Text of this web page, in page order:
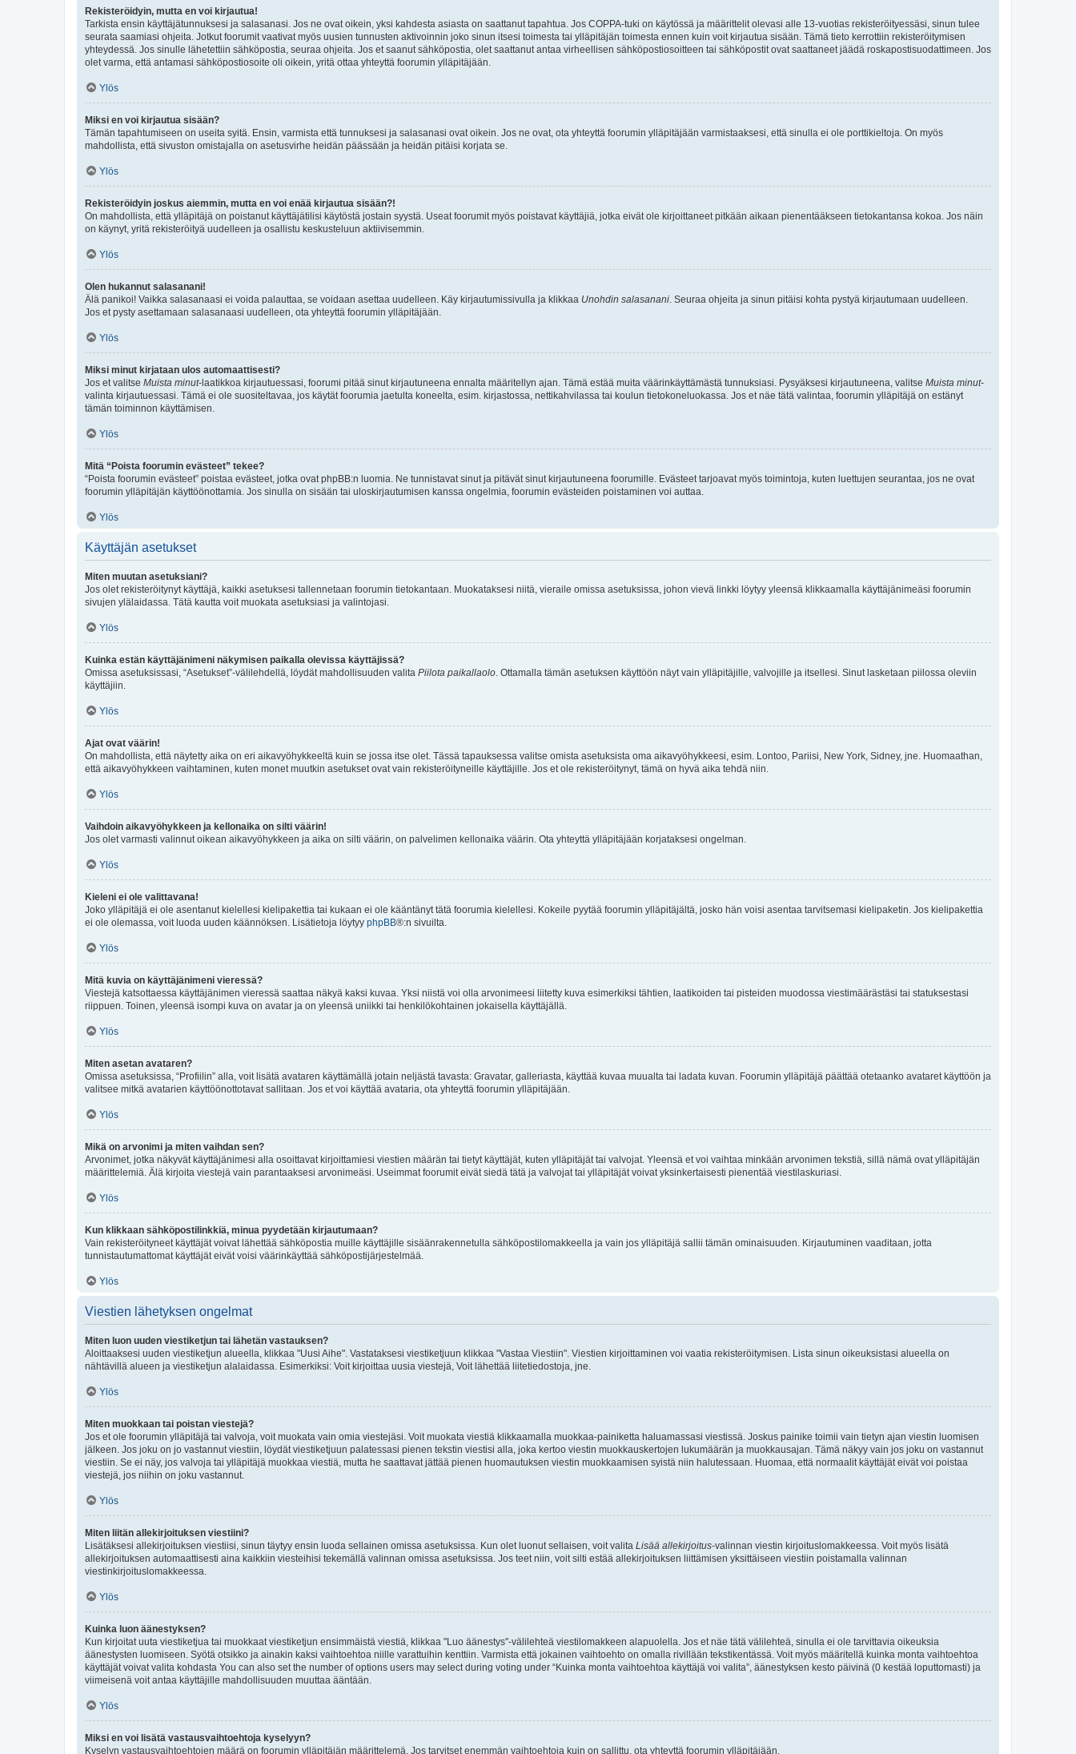
Rekisteröidyin, mutta en voi kirjautua!
Tarkista ensin käyttäjätunnuksesi ja salasanasi. Jos ne ovat oikein, yksi kahdesta asiasta on saattanut tapahtua. Jos COPPA-tuki on käytössä ja määrittelit olevasi alle 13-vuotias rekisteröityessäsi, sinun tulee
seurata saamiasi ohjeita. Jotkut foorumit vaativat myös uusien tunnusten aktivoinnin joko sinun itsesi toimesta tai ylläpitäjän toimesta ennen kuin voit kirjautua sisään. Tämä tieto kerrottiin rekisteröitymisen
yhteydessä. Jos sinulle lähetettiin sähköpostia, seuraa ohjeita. Jos et saanut sähköpostia, olet saattanut antaa virheellisen sähköpostiosoitteen tai sähköpostit ovat saattaneet jäädä roskapostisuodattimeen. Jos
olet varma, että antamasi sähköpostiosoite oli oikein, yritä ottaa yhteyttä foorumin ylläpitäjään.
Ylös
Miksi en voi kirjautua sisään?
Tämän tapahtumiseen on useita syitä. Ensin, varmista että tunnuksesi ja salasanasi ovat oikein. Jos ne ovat, ota yhteyttä foorumin ylläpitäjään varmistaaksesi, että sinulla ei ole porttikieltoja. On myös
mahdollista, että sivuston omistajalla on asetusvirhe heidän päässään ja heidän pitäisi korjata se.
Ylös
Rekisteröidyin joskus aiemmin, mutta en voi enää kirjautua sisään?!
On mahdollista, että ylläpitäjä on poistanut käyttäjätilisi käytöstä jostain syystä. Useat foorumit myös poistavat käyttäjiä, jotka eivät ole kirjoittaneet pitkään aikaan pienentääkseen tietokantansa kokoa. Jos näin
on käynyt, yritä rekisteröityä uudelleen ja osallistu keskusteluun aktiivisemmin.
Ylös
Olen hukannut salasanani!
Älä panikoi! Vaikka salasanaasi ei voida palauttaa, se voidaan asettaa uudelleen. Käy kirjautumissivulla ja klikkaa Unohdin salasanani . Seuraa ohjeita ja sinun pitäisi kohta pystyä kirjautumaan uudelleen.
Jos et pysty asettamaan salasanaasi uudelleen, ota yhteyttä foorumin ylläpitäjään.
Ylös
Miksi minut kirjataan ulos automaattisesti?
Jos et valitse Muista minut-laatikkoa kirjautuessasi, foorumi pitää sinut kirjautuneena ennalta määritellyn ajan. Tämä estää muita väärinkäyttämästä tunnuksiasi. Pysyäksesi kirjautuneena, valitse Muista minut-
valinta kirjautuessasi. Tämä ei ole suositeltavaa, jos käytät foorumia jaetulta koneelta, esim. kirjastossa, nettikahvilassa tai koulun tietokoneluokassa. Jos et näe tätä valintaa, foorumin ylläpitäjä on estänyt
tämän toiminnon käyttämisen.
Ylös
Mitä “Poista foorumin evästeet” tekee?
“Poista foorumin evästeet” poistaa evästeet, jotka ovat phpBB:n luomia. Ne tunnistavat sinut ja pitävät sinut kirjautuneena foorumille. Evästeet tarjoavat myös toimintoja, kuten luettujen seurantaa, jos ne ovat
foorumin ylläpitäjän käyttöönottamia. Jos sinulla on sisään tai uloskirjautumisen kanssa ongelmia, foorumin evästeiden poistaminen voi auttaa.
Ylös
Käyttäjän asetukset
Miten muutan asetuksiani?
Jos olet rekisteröitynyt käyttäjä, kaikki asetuksesi tallennetaan foorumin tietokantaan. Muokataksesi niitä, vieraile omissa asetuksissa, johon vievä linkki löytyy yleensä klikkaamalla käyttäjänimeäsi foorumin
sivujen ylälaidassa. Tätä kautta voit muokata asetuksiasi ja valintojasi.
Ylös
Kuinka estän käyttäjänimeni näkymisen paikalla olevissa käyttäjissä?
Omissa asetuksissasi, “Asetukset”-välilehdellä, löydät mahdollisuuden valita Piilota paikallaolo . Ottamalla tämän asetuksen käyttöön näyt vain ylläpitäjille, valvojille ja itsellesi. Sinut lasketaan piilossa oleviin
käyttäjiin.
Ylös
Ajat ovat väärin!
On mahdollista, että näytetty aika on eri aikavyöhykkeeltä kuin se jossa itse olet. Tässä tapauksessa valitse omista asetuksista oma aikavyöhykkeesi, esim. Lontoo, Pariisi, New York, Sidney, jne. Huomaathan,
että aikavyöhykkeen vaihtaminen, kuten monet muutkin asetukset ovat vain rekisteröityneille käyttäjille. Jos et ole rekisteröitynyt, tämä on hyvä aika tehdä niin.
Ylös
Vaihdoin aikavyöhykkeen ja kellonaika on silti väärin!
Jos olet varmasti valinnut oikean aikavyöhykkeen ja aika on silti väärin, on palvelimen kellonaika väärin. Ota yhteyttä ylläpitäjään korjataksesi ongelman.
Ylös
Kieleni ei ole valittavana!
Joko ylläpitäjä ei ole asentanut kielellesi kielipakettia tai kukaan ei ole kääntänyt tätä foorumia kielellesi. Kokeile pyytää foorumin ylläpitäjältä, josko hän voisi asentaa tarvitsemasi kielipaketin. Jos kielipakettia
ei ole olemassa, voit luoda uuden käännöksen. Lisätietoja löytyy phpBB®:n sivuilta.
Ylös
Mitä kuvia on käyttäjänimeni vieressä?
Viestejä katsottaessa käyttäjänimen vieressä saattaa näkyä kaksi kuvaa. Yksi niistä voi olla arvonimeesi liitetty kuva esimerkiksi tähtien, laatikoiden tai pisteiden muodossa viestimäärästäsi tai statuksestasi
riippuen. Toinen, yleensä isompi kuva on avatar ja on yleensä uniikki tai henkilökohtainen jokaisella käyttäjällä.
Ylös
Miten asetan avataren?
Omissa asetuksissa, “Profiilin” alla, voit lisätä avataren käyttämällä jotain neljästä tavasta: Gravatar, galleriasta, käyttää kuvaa muualta tai ladata kuvan. Foorumin ylläpitäjä päättää otetaanko avataret käyttöön ja
valitsee mitkä avatarien käyttöönottotavat sallitaan. Jos et voi käyttää avataria, ota yhteyttä foorumin ylläpitäjään.
Ylös
Mikä on arvonimi ja miten vaihdan sen?
Arvonimet, jotka näkyvät käyttäjänimesi alla osoittavat kirjoittamiesi viestien määrän tai tietyt käyttäjät, kuten ylläpitäjät tai valvojat. Yleensä et voi vaihtaa minkään arvonimen tekstiä, sillä nämä ovat ylläpitäjän
määrittelemiä. Älä kirjoita viestejä vain parantaaksesi arvonimeäsi. Useimmat foorumit eivät siedä tätä ja valvojat tai ylläpitäjät voivat yksinkertaisesti pienentää viestilaskuriasi.
Ylös
Kun klikkaan sähköpostilinkkiä, minua pyydetään kirjautumaan?
Vain rekisteröityneet käyttäjät voivat lähettää sähköpostia muille käyttäjille sisäänrakennetulla sähköpostilomakkeella ja vain jos ylläpitäjä sallii tämän ominaisuuden. Kirjautuminen vaaditaan, jotta
tunnistautumattomat käyttäjät eivät voisi väärinkäyttää sähköpostijärjestelmää.
Ylös
Viestien lähetyksen ongelmat
Miten luon uuden viestiketjun tai lähetän vastauksen?
Aloittaaksesi uuden viestiketjun alueella, klikkaa "Uusi Aihe". Vastataksesi viestiketjuun klikkaa "Vastaa Viestiin". Viestien kirjoittaminen voi vaatia rekisteröitymisen. Lista sinun oikeuksistasi alueella on
nähtävillä alueen ja viestiketjun alalaidassa. Esimerkiksi: Voit kirjoittaa uusia viestejä, Voit lähettää liitetiedostoja, jne.
Ylös
Miten muokkaan tai poistan viestejä?
Jos et ole foorumin ylläpitäjä tai valvoja, voit muokata vain omia viestejäsi. Voit muokata viestiä klikkaamalla muokkaa-painiketta haluamassasi viestissä. Joskus painike toimii vain tietyn ajan viestin luomisen
jälkeen. Jos joku on jo vastannut viestiin, löydät viestiketjuun palatessasi pienen tekstin viestisi alla, joka kertoo viestin muokkauskertojen lukumäärän ja muokkausajan. Tämä näkyy vain jos joku on vastannut
viestiin. Se ei näy, jos valvoja tai ylläpitäjä muokkaa viestiä, mutta he saattavat jättää pienen huomautuksen viestin muokkaamisen syistä niin halutessaan. Huomaa, että normaalit käyttäjät eivät voi poistaa
viestejä, jos niihin on joku vastannut.
Ylös
Miten liitän allekirjoituksen viestiini?
Lisätäksesi allekirjoituksen viestiisi, sinun täytyy ensin luoda sellainen omissa asetuksissa. Kun olet luonut sellaisen, voit valita Lisää allekirjoitus-valinnan viestin kirjoituslomakkeessa. Voit myös lisätä
allekirjoituksen automaattisesti aina kaikkiin viesteihisi tekemällä valinnan omissa asetuksissa. Jos teet niin, voit silti estää allekirjoituksen liittämisen yksittäiseen viestiin poistamalla valinnan
viestinkirjoituslomakkeessa.
Ylös
Kuinka luon äänestyksen?
Kun kirjoitat uuta viestiketjua tai muokkaat viestiketjun ensimmäistä viestiä, klikkaa "Luo äänestys"-välilehteä viestilomakkeen alapuolella. Jos et näe tätä välilehteä, sinulla ei ole tarvittavia oikeuksia
äänestysten luomiseen. Syötä otsikko ja ainakin kaksi vaihtoehtoa niille varattuihin kenttiin. Varmista että jokainen vaihtoehto on omalla rivillään tekstikentässä. Voit myös määritellä kuinka monta vaihtoehtoa
käyttäjät voivat valita kohdasta You can also set the number of options users may select during voting under “Kuinka monta vaihtoehtoa käyttäjä voi valita”, äänestyksen kesto päivinä (0 kestää loputtomasti) ja
viimeisenä voit antaa käyttäjille mahdollisuuden muuttaa ääntään.
Ylös
Miksi en voi lisätä vastausvaihtoehtoja kyselyyn?
Kyselyn vastausvaihtoehtojen määrä on foorumin ylläpitäjän määrittelemä. Jos tarvitset enemmän vaihtoehtoja kuin on sallittu, ota yhteyttä foorumin ylläpitäjään.